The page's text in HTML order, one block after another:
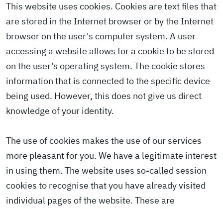
This website uses cookies. Cookies are text files that
are stored in the Internet browser or by the Internet
browser on the user's computer system. A user
accessing a website allows for a cookie to be stored
on the user's operating system. The cookie stores
information that is connected to the specific device
being used. However, this does not give us direct
knowledge of your identity.
The use of cookies makes the use of our services
more pleasant for you. We have a legitimate interest
in using them. The website uses so-called session
cookies to recognise that you have already visited
individual pages of the website. These are